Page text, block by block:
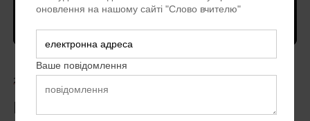
Головна автор Шалом Юлія
2018-3(45)
Вимоги Бога до політиків